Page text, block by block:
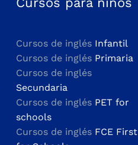
Cursos de inglés Infantil
Cursos de inglés Primaria
Cursos de inglés
Secundaria
Cursos de inglés PET for
schools
Cursos de inglés FCE First